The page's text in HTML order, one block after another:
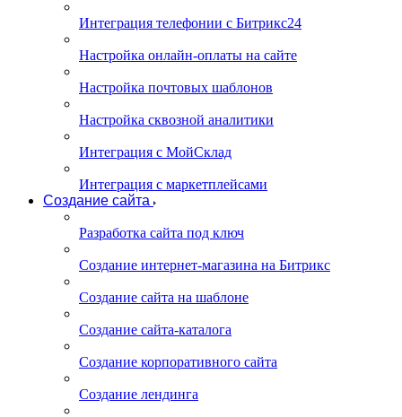
Интеграция телефонии с Битрикс24
Настройка онлайн-оплаты на сайте
Настройка почтовых шаблонов
Настройка сквозной аналитики
Интеграция с МойСклад
Интеграция с маркетплейсами
Создание сайта
Разработка сайта под ключ
Создание интернет-магазина на Битрикс
Создание сайта на шаблоне
Создание сайта-каталога
Создание корпоративного сайта
Создание лендинга